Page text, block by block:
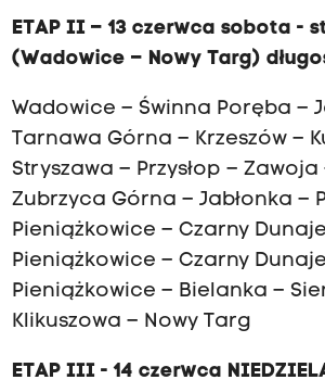
ETAP II – 13 czerwca sobota -
(Wadowice – Nowy Targ)
Wadowice – Świnna Poręba –
Tarnawa Górna – Krzeszów –
Stryszawa – Przysłop –
Zubrzyca Górna – Jabłonka –
Pieniążkowice – Czarny
Pieniążkowice – Czarny
Pieniążkowice – Bielanka –
Klikuszowa – Nowy Targ
ETAP III - 14 czerwca